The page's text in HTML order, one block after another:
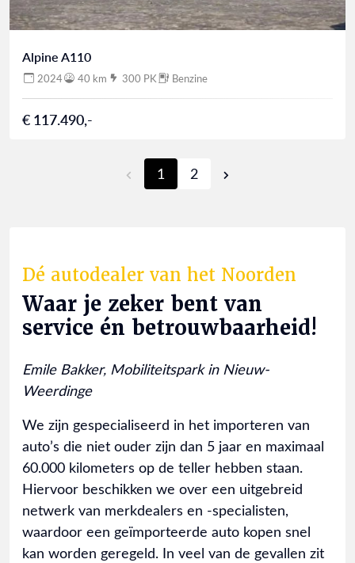
Alpine A110
2024 40 km 300 PK Benzine
€ 117.490,-
1 2
Dé autodealer van het Noorden
Waar je zeker bent van
service én betrouwbaarheid!
Emile Bakker, Mobiliteitspark in Nieuw-
Weerdinge
We zijn gespecialiseerd in het importeren van
auto’s die niet ouder zijn dan 5 jaar en maximaal
60.000 kilometers op de teller hebben staan.
Hiervoor beschikken we over een uitgebreid
netwerk van merkdealers en -specialisten,
waardoor een geïmporteerde auto kopen snel
kan worden geregeld. In veel van de gevallen zit